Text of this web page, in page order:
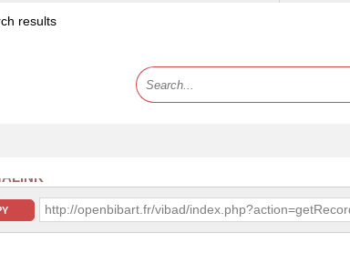
results
http://openbibart.fr/vibad/